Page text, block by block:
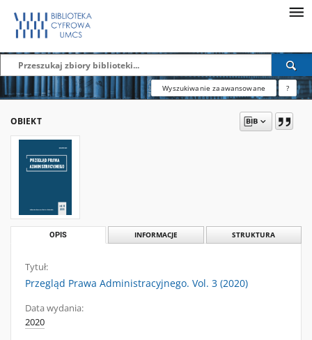
Wyszukiwanie zaawansowane ?
OBIEKT
OPIS INFORMACJE STRUKTURA
Tytuł:
Przegląd Prawa Administracyjnego. Vol. 3 (2020)
Data wydania:
2020